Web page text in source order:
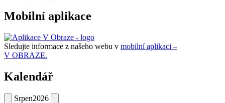
Mobilní aplikace
Sledujte informace z našeho webu v mobilní aplikaci –
V OBRAZE.
Kalendář
Srpen2026